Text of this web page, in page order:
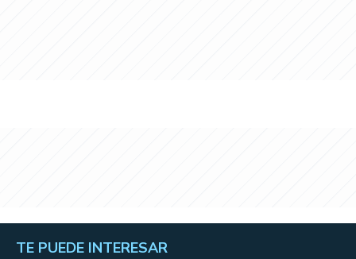
TE PUEDE INTERESAR